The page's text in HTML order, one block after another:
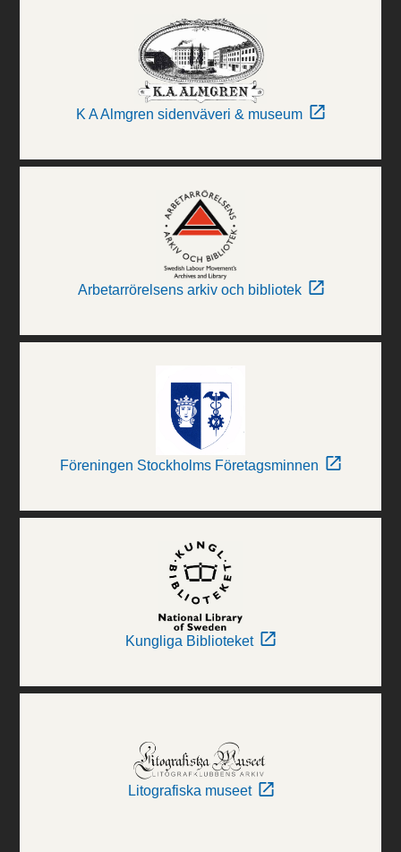
K A Almgren sidenväveri & museum
Arbetarrörelsens arkiv och bibliotek
Föreningen Stockholms Företagsminnen
Kungliga Biblioteket
Litografiska museet